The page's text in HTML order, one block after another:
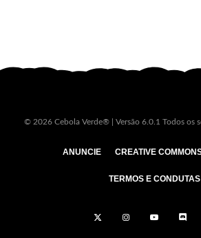
© 2026 Cebola Verde® | Versão 6.0.1 Todos os
ANUNCIE CREATIVE
TERMOS E CONDUTAS